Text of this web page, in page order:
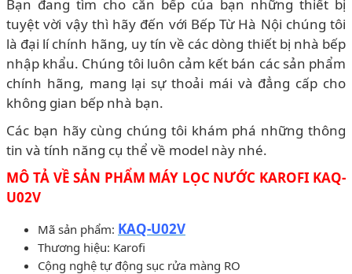
Bạn đang tìm cho căn bếp của bạn những thiết bị
tuyệt vời vậy thì hãy đến với Bếp Từ Hà Nội chúng tôi
là đại lí chính hãng, uy tín về các dòng thiết bị nhà bếp
nhập khẩu. Chúng tôi luôn cảm kết bán các sản phẩm
chính hãng, mang lại sự thoải mái và đẳng cấp cho
không gian bếp nhà bạn.
Các bạn hãy cùng chúng tôi khám phá những thông
tin và tính năng cụ thể về model này nhé.
MÔ TẢ VỀ SẢN PHẨM MÁY LỌC NƯỚC KAROFI KAQ-
U02V
Mã sản phẩm: KAQ-U02V
Thương hiệu: Karofi
Cộng nghệ tự động sục rửa màng RO